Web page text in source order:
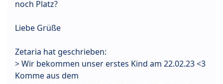
noch Platz?
Liebe Grüße
Zetaria hat geschrieben:
> Wir bekommen unser erstes Kind am 22.02.23 <3
Komme aus dem